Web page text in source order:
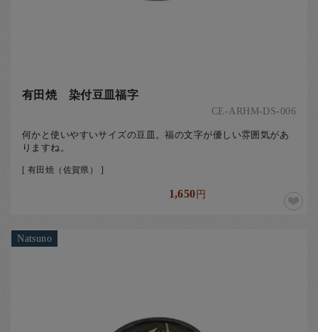
有田焼 染付豆皿福字
CE-ARHM-DS-006
何かと使いやすいサイズの豆皿。福の文字が優しい雰囲気があ
りますね。
[ 有田焼（佐賀県） ]
1,650円
Natsuno